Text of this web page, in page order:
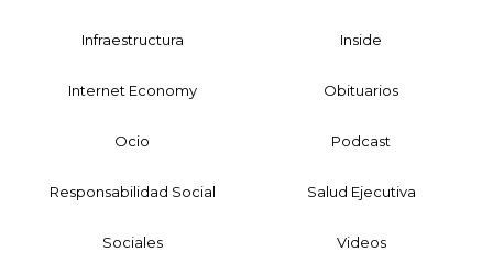
Infraestructura Inside
Internet Economy Obituarios
Ocio Podcast
Responsabilidad Social Salud Ejecutiva
Sociales Videos